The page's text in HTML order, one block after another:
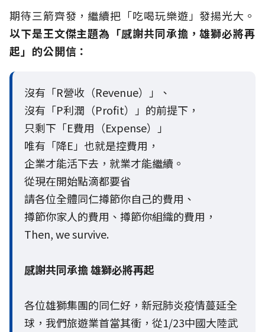
期待三箭齊發，繼續把「吃喝玩樂遊」發揚光大。
以下是王文傑主題為「感謝共同承擔，雄獅必將再
起」的公開信：
沒有「R營收（Revenue）」、
沒有「P利潤（Profit）」的前提下，
只剩下「E費用（Expense）」
唯有「降E」也就是控費用，
企業才能活下去，就業才能繼續。
從現在開始點滴都要省
請各位全體同仁撙節你自己的費用、
撙節你家人的費用、撙節你組織的費用，
Then, we survive.
感謝共同承擔 雄獅必將再起
各位雄獅集團的同仁好，新冠肺炎疫情蔓延全
球，我們旅遊業首當其衝，從1/23中國大陸武